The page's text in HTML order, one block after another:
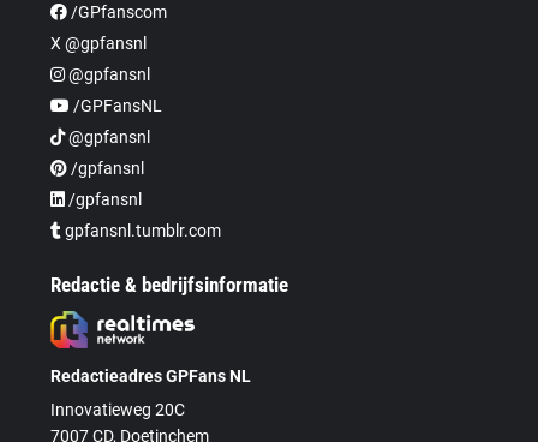
/GPfanscom
X @gpfansnl
@gpfansnl
/GPFansNL
@gpfansnl
/gpfansnl
/gpfansnl
gpfansnl.tumblr.com
Redactie & bedrijfsinformatie
Redactieadres GPFans NL
Innovatieweg 20C
7007 CD, Doetinchem